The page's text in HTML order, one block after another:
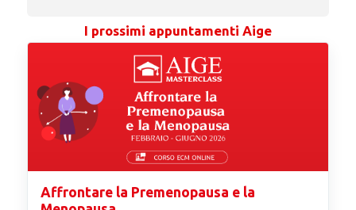
I prossimi appuntamenti Aige
Affrontare la Premenopausa e la